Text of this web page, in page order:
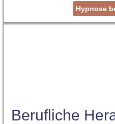
Hypnose
Berufliche